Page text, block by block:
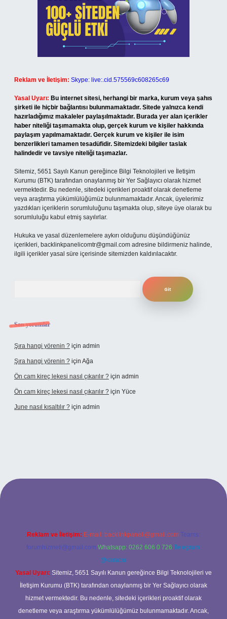
Reklam ve İletişim: Skype: live:.cid.575569c608265c69
Yasal Uyarı: Bu internet sitesi, herhangi bir marka, kurum veya şahıs
şirketi ile hiçbir bağlantısı bulunmamaktadır. Sitede yalnızca kendi
hazırladığımız makaleler paylaşılmaktadır. Burada yer alan içerikler
haber niteliği taşımamakta olup, gerçek kurum ve kişiler hakkında
paylaşım yapılmamaktadır. Gerçek kurum ve kişiler ile isim
benzerlikleri tamamen tesadüfidir. Sitemizdeki bilgiler taslak
halindedir ve tavsiye niteliği taşımazlar.
Sitemiz, 5651 Sayılı Kanun gereğince Bilgi Teknolojileri ve İletişim
Kurumu (BTK) tarafından onaylanmış bir Yer Sağlayıcı olarak hizmet
vermektedir. Bu nedenle, sitedeki içerikleri proaktif olarak denetleme
veya araştırma yükümlülüğümüz bulunmamaktadır. Ancak, üyelerimiz
yazdıkları içeriklerin sorumluluğunu taşımakta olup, siteye üye olarak bu
sorumluluğu kabul etmiş sayılırlar.
Hukuka ve yasal düzenlemelere aykırı olduğunu düşündüğünüz
içerikleri, backlinkpanelicomtr@gmail.com adresine bildirmeniz halinde,
ilgili içerikler yasal süre içerisinde sitemizden kaldırılacaktır.
Son yorumlar
Şıra hangi yörenin ? için admin
Şıra hangi yörenin ? için Ağa
Ön cam kireç lekesi nasıl çıkarılır ? için admin
Ön cam kireç lekesi nasıl çıkarılır ? için Yüce
June nasıl kısaltılır ? için admin
giriş
Reklam ve İletişim: E-mail: backlinkpaneli@gmail.com Teams:
forumhizmeti@gmail.com Whatsapp: 0262 606 0 726 Telegram:
@karabul
Yasal Uyarı: Sitemiz, 5651 Sayılı Kanun gereğince Bilgi Teknolojileri ve
İletişim Kurumu (BTK) tarafından onaylanmış bir Yer Sağlayıcı olarak
hizmet vermektedir. Bu nedenle, sitedeki içerikleri proaktif olarak
denetleme veya araştırma yükümlülüğümüz bulunmamaktadır. Ancak,